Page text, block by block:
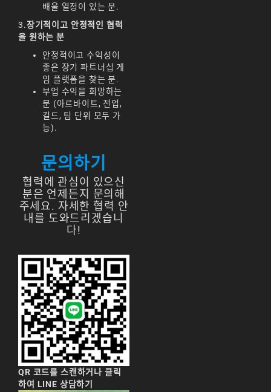
배울 열정이 있는 분.
3.장기적이고 안정적인 협력
을 원하는 분
안정적이고 수익성이
좋은 장기 파트너십 게
임 플랫폼을 찾는 분.
부업 수익을 희망하는
분 (아르바이트, 전업,
길드, 팀 단위 모두 가
능).
문의하기
협력에 관심이 있으신
분은 언제든지 문의해
주세요. 자세한 협력 안
내를 도와드리겠습니
다!
QR 코드를 스캔하거나 클릭
하여 LINE 상담하기